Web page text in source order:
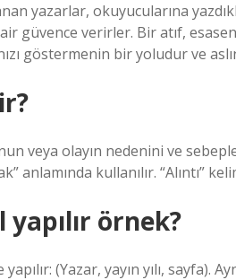
yazarlar, okuyucularına
güvence verirler. Bir atıf,
göstermenin bir yoludur ve
veya olayın nedenini ve
anlamında kullanılır. “Alıntı”
örnek?
(Yazar, yayın yılı, sayfa).